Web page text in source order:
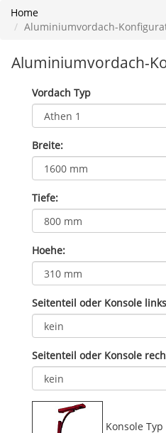
Home
Aluminiumvordach-
Aluminiumvordach-
Vordach Typ
Breite:
Tiefe:
Hoehe:
Seitenteil oder Konsole
Seitenteil oder Konsole
Konsole Typ